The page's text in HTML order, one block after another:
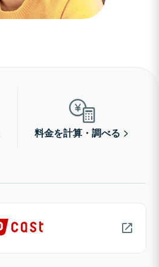
料金を計算・調べる